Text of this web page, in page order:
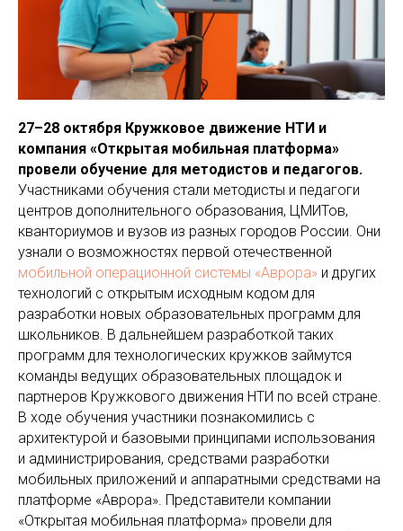
27–28 октября Кружковое движение НТИ и
компания «Открытая мобильная платформа»
провели обучение для методистов и педагогов.
Участниками обучения стали методисты и педагоги
центров дополнительного образования, ЦМИТов,
кванториумов и вузов из разных городов России. Они
узнали о возможностях первой отечественной
мобильной операционной системы «Аврора» и других
технологий с открытым исходным кодом для
разработки новых образовательных программ для
школьников. В дальнейшем разработкой таких
программ для технологических кружков займутся
команды ведущих образовательных площадок и
партнеров Кружкового движения НТИ по всей стране.
В ходе обучения участники познакомились с
архитектурой и базовыми принципами использования
и администрирования, средствами разработки
мобильных приложений и аппаратными средствами на
платформе «Аврора». Представители компании
«Открытая мобильная платформа» провели для